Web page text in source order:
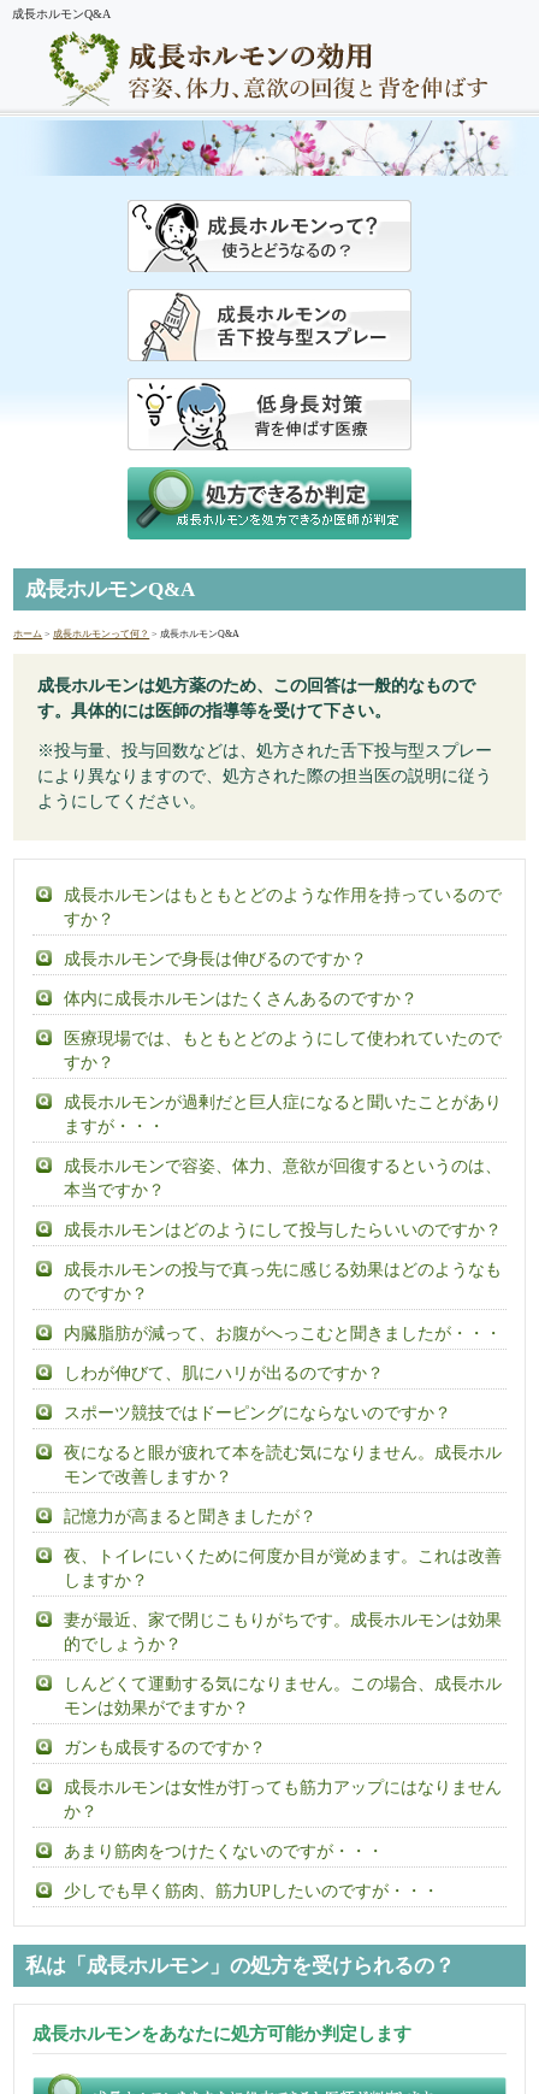
成長ホルモンQ&A
成長ホルモンQ&A
ホーム > 成長ホルモンって何？ > 成長ホルモンQ&A
成長ホルモンは処方薬のため、この回答は一般的なもので
す。具体的には医師の指導等を受けて下さい。
※投与量、投与回数などは、処方された舌下投与型スプレー
により異なりますので、処方された際の担当医の説明に従う
ようにしてください。
成長ホルモンはもともとどのような作用を持っているので
すか？
成長ホルモンで身長は伸びるのですか？
体内に成長ホルモンはたくさんあるのですか？
医療現場では、もともとどのようにして使われていたので
すか？
成長ホルモンが過剰だと巨人症になると聞いたことがあり
ますが・・・
成長ホルモンで容姿、体力、意欲が回復するというのは、
本当ですか？
成長ホルモンはどのようにして投与したらいいのですか？
成長ホルモンの投与で真っ先に感じる効果はどのようなも
のですか？
内臓脂肪が減って、お腹がへっこむと聞きましたが・・・
しわが伸びて、肌にハリが出るのですか？
スポーツ競技ではドーピングにならないのですか？
夜になると眼が疲れて本を読む気になりません。成長ホル
モンで改善しますか？
記憶力が高まると聞きましたが？
夜、トイレにいくために何度か目が覚めます。これは改善
しますか？
妻が最近、家で閉じこもりがちです。成長ホルモンは効果
的でしょうか？
しんどくて運動する気になりません。この場合、成長ホル
モンは効果がでますか？
ガンも成長するのですか？
成長ホルモンは女性が打っても筋力アップにはなりません
か？
あまり筋肉をつけたくないのですが・・・
少しでも早く筋肉、筋力UPしたいのですが・・・
私は「成長ホルモン」の処方を受けられるの？
成長ホルモンをあなたに処方可能か判定します